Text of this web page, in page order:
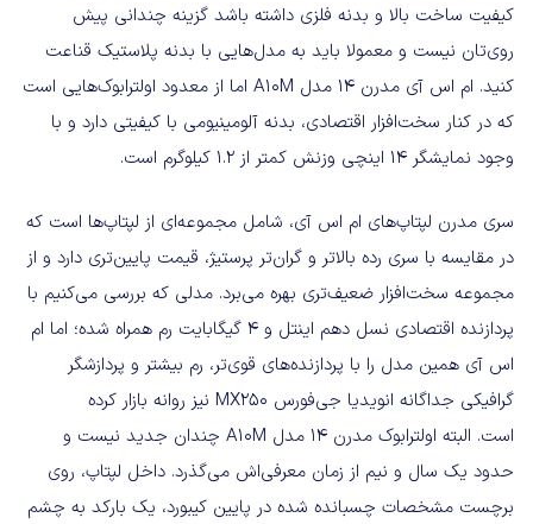
کیفیت ساخت بالا و بدنه فلزی داشته باشد گزینه چندانی پیش
روی‌تان نیست و معمولا باید به مدل‌هایی با بدنه پلاستیک قناعت
کنید. ام اس آی مدرن ۱۴ مدل A10M اما از معدود اولترابوک‌هایی است
که در کنار سخت‌افزار اقتصادی، بدنه آلومینیومی با کیفیتی دارد و با
وجود نمایشگر ۱۴ اینچی وزنش کمتر از ۱.۲ کیلوگرم است.
سری مدرن لپتاپ‌های ام اس آی، شامل مجموعه‌ای از لپتاپ‌ها است که
در مقایسه با سری رده بالاتر و گران‌تر پرستیژ، قیمت پایین‌تری دارد و از
مجموعه سخت‌افزار ضعیف‌تری بهره می‌برد. مدلی که بررسی می‌کنیم با
پردازنده اقتصادی نسل دهم اینتل و ۴ گیگابایت رم همراه شده؛ اما ام
اس آی همین مدل را با پردازنده‌های قوی‌تر، رم بیشتر و پردازشگر
گرافیکی جداگانه انویدیا جی‌فورس MX250 نیز روانه بازار کرده
است. البته اولترابوک مدرن ۱۴ مدل A10M چندان جدید نیست و
حدود یک سال و نیم از زمان معرفی‌اش می‌گذرد. داخل لپتاپ، روی
برچست مشخصات چسبانده شده در پایین کیبورد، یک بارکد به چشم